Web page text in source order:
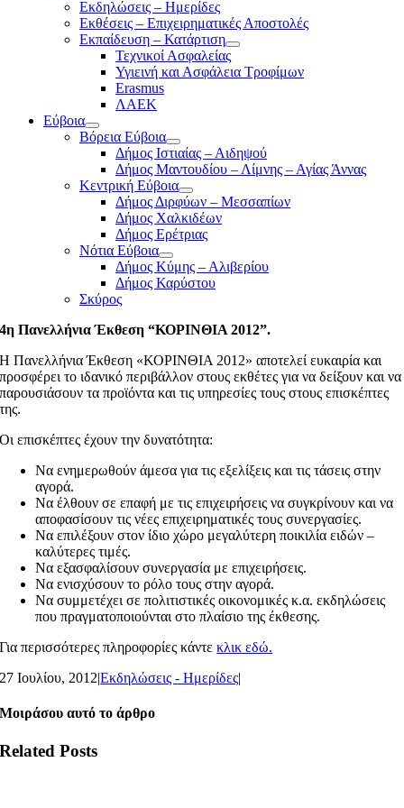
Εκδηλώσεις – Ημερίδες
Εκθέσεις – Επιχειρηματικές Αποστολές
Εκπαίδευση – Κατάρτιση
Τεχνικοί Ασφαλείας
Υγιεινή και Ασφάλεια Τροφίμων
Erasmus
ΛΑΕΚ
Εύβοια
Βόρεια Εύβοια
Δήμος Ιστιαίας – Αιδηψού
Δήμος Μαντουδίου – Λίμνης – Αγίας Άννας
Κεντρική Εύβοια
Δήμος Διρφύων – Μεσσαπίων
Δήμος Χαλκιδέων
Δήμος Ερέτριας
Νότια Εύβοια
Δήμος Κύμης – Αλιβερίου
Δήμος Καρύστου
Σκύρος
4η Πανελλήνια Έκθεση “ΚΟΡΙΝΘΙΑ 2012”.
Η Πανελλήνια Έκθεση «ΚΟΡΙΝΘΙΑ 2012» αποτελεί ευκαιρία και
προσφέρει το ιδανικό περιβάλλον στους εκθέτες για να δείξουν και να
παρουσιάσουν τα προϊόντα και τις υπηρεσίες τους στους επισκέπτες
της.
Οι επισκέπτες έχουν την δυνατότητα:
Να ενημερωθούν άμεσα για τις εξελίξεις και τις τάσεις στην
αγορά.
Να έλθουν σε επαφή με τις επιχειρήσεις να συγκρίνουν και να
αποφασίσουν τις νέες επιχειρηματικές τους συνεργασίες.
Να επιλέξουν στον ίδιο χώρο μεγαλύτερη ποικιλία ειδών –
καλύτερες τιμές.
Να εξασφαλίσουν συνεργασία με επιχειρήσεις.
Να ενισχύσουν το ρόλο τους στην αγορά.
Να συμμετέχει σε πολιτιστικές οικονομικές κ.α. εκδηλώσεις
που πραγματοποιούνται στο πλαίσιο της έκθεσης.
Για περισσότερες πληροφορίες κάντεκλικ εδώ.
27 Ιουλίου, 2012|Εκδηλώσεις - Ημερίδες|
Μοιράσου αυτό το άρθρο
Related Posts